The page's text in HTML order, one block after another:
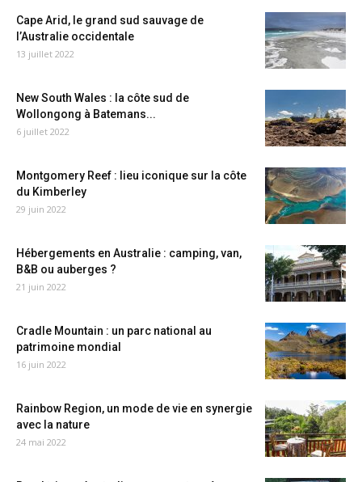
Cape Arid, le grand sud sauvage de
l’Australie occidentale
13 juillet 2022
New South Wales : la côte sud de
Wollongong à Batemans...
6 juillet 2022
Montgomery Reef : lieu iconique sur la côte
du Kimberley
29 juin 2022
Hébergements en Australie : camping, van,
B&B ou auberges ?
21 juin 2022
Cradle Mountain : un parc national au
patrimoine mondial
16 juin 2022
Rainbow Region, un mode de vie en synergie
avec la nature
24 mai 2022